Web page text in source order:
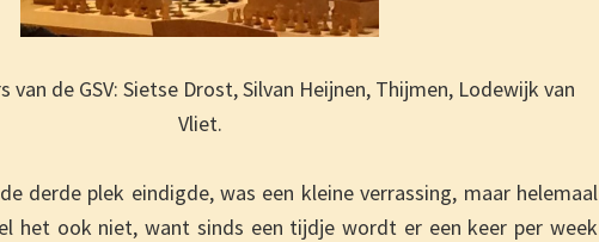
van de GSV: Sietse Drost, Silvan Heijnen, Thijmen, Lodewijk van
Vliet.
derde plek eindigde, was een kleine verrassing, maar helemaal
het ook niet, want sinds een tijdje wordt er een keer per week